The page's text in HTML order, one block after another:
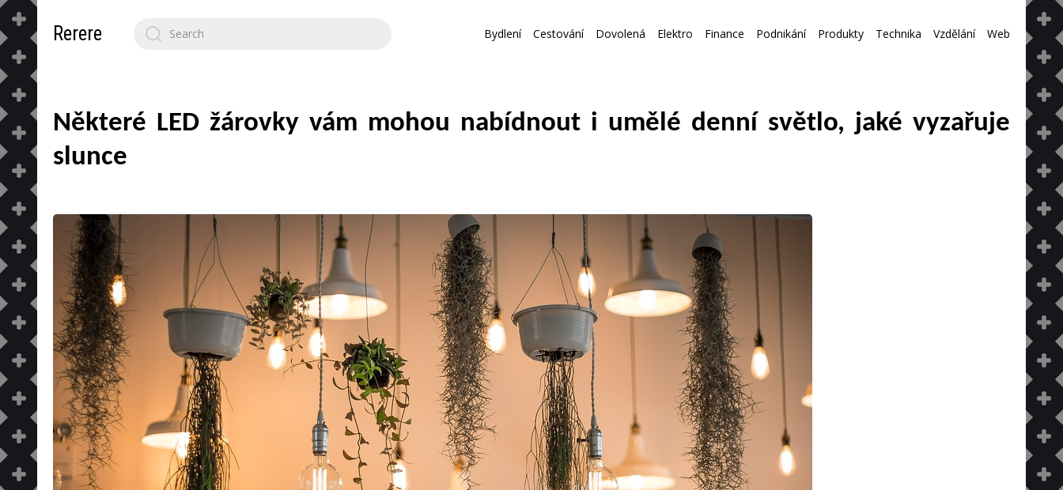
Rerere
Search
for:
Bydlení Cestování Dovolená Elektro Finance Podnikání Produkty Technika Vzdělání Web
Některé LED žárovky vám mohou nabídnout i umělé denní světlo, jaké vyzařuje
slunce